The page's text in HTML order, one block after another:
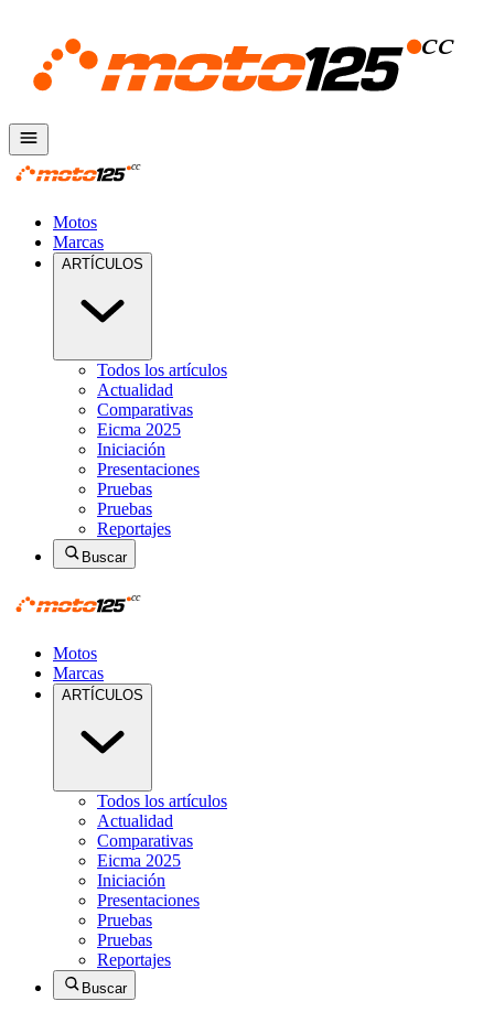
Motos
Marcas
ARTÍCULOS
Todos los artículos
Actualidad
Comparativas
Eicma 2025
Iniciación
Presentaciones
Pruebas
Pruebas
Reportajes
Buscar
Motos
Marcas
ARTÍCULOS
Todos los artículos
Actualidad
Comparativas
Eicma 2025
Iniciación
Presentaciones
Pruebas
Pruebas
Reportajes
Buscar